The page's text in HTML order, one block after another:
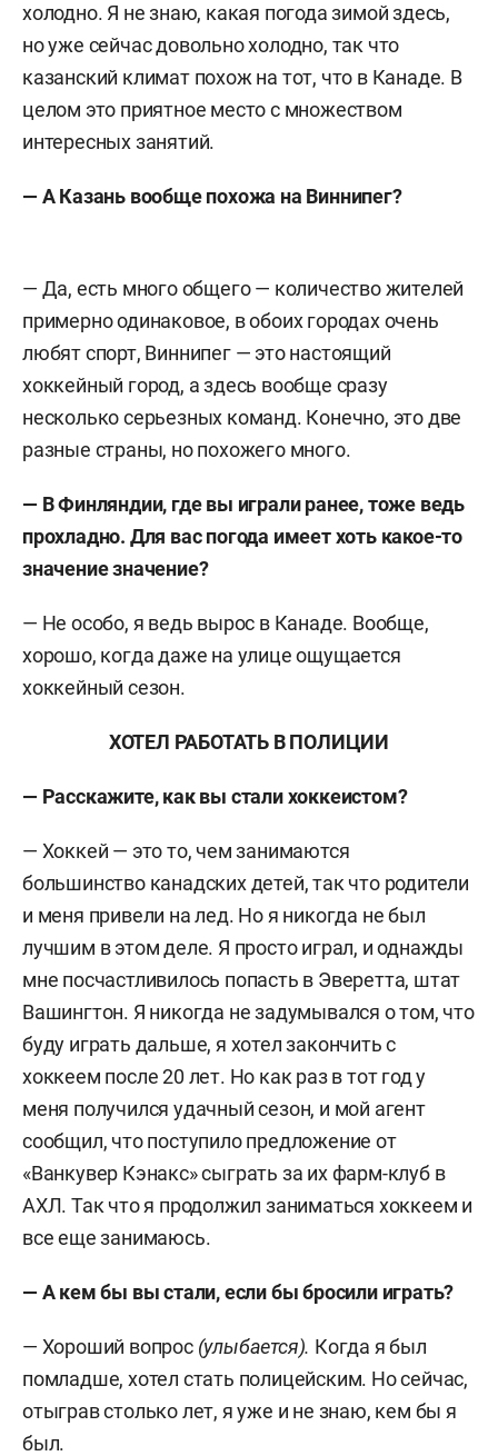
холодно. Я не знаю, какая погода зимой здесь,
но уже сейчас довольно холодно, так что
казанский климат похож на тот, что в Канаде. В
целом это приятное место с множеством
интересных занятий.
— А Казань вообще похожа на Виннипег?
— Да, есть много общего — количество жителей
примерно одинаковое, в обоих городах очень
любят спорт, Виннипег — это настоящий
хоккейный город, а здесь вообще сразу
несколько серьезных команд. Конечно, это две
разные страны, но похожего много.
— В Финляндии, где вы играли ранее, тоже ведь
прохладно. Для вас погода имеет хоть какое-то
значение значение?
— Не особо, я ведь вырос в Канаде. Вообще,
хорошо, когда даже на улице ощущается
хоккейный сезон.
ХОТЕЛ РАБОТАТЬ В ПОЛИЦИИ
— Расскажите, как вы стали хоккеистом?
— Хоккей — это то, чем занимаются
большинство канадских детей, так что родители
и меня привели на лед. Но я никогда не был
лучшим в этом деле. Я просто играл, и однажды
мне посчастливилось попасть в Эверетта, штат
Вашингтон. Я никогда не задумывался о том, что
буду играть дальше, я хотел закончить с
хоккеем после 20 лет. Но как раз в тот год у
меня получился удачный сезон, и мой агент
сообщил, что поступило предложение от
«Ванкувер Кэнакс» сыграть за их фарм-клуб в
АХЛ. Так что я продолжил заниматься хоккеем и
все еще занимаюсь.
— А кем бы вы стали, если бы бросили играть?
— Хороший вопрос(улыбается). Когда я был
помладше, хотел стать полицейским. Но сейчас,
отыграв столько лет, я уже и не знаю, кем бы я
был.